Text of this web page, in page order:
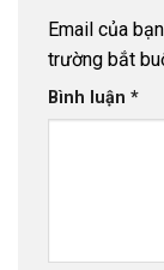
Email của
trường bắt
Bình luận *